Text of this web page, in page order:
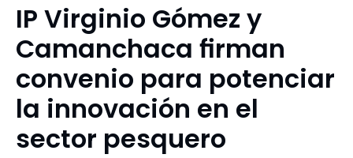
IP Virginio Gómez y
Camanchaca firman
convenio para potenciar
la innovación en el
sector pesquero